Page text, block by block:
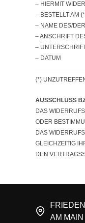
– HIERMIT
– BESTELLT AM
– NAME DES/
– ANSCHRIFT
–
– DATUM
(*)
AUSSCHLUSS
DAS
ODER
DAS
GLEICHZEITIG
DEN
AM MAIN